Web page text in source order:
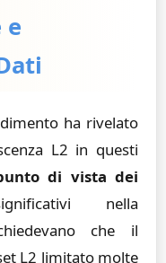
e
ha rivelato
L2 in questi
di vista dei
nella
che il
L2 limitato molte